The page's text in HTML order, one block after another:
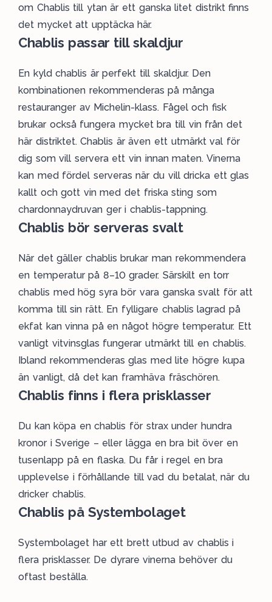
om Chablis till ytan är ett ganska litet distrikt finns
det mycket att upptäcka här.
Chablis passar till skaldjur
En kyld chablis är perfekt till skaldjur. Den
kombinationen rekommenderas på många
restauranger av Michelin-klass. Fågel och fisk
brukar också fungera mycket bra till vin från det
här distriktet. Chablis är även ett utmärkt val för
dig som vill servera ett vin innan maten. Vinerna
kan med fördel serveras när du vill dricka ett glas
kallt och gott vin med det friska sting som
chardonnaydruvan ger i chablis-tappning.
Chablis bör serveras svalt
När det gäller chablis brukar man rekommendera
en temperatur på 8–10 grader. Särskilt en torr
chablis med hög syra bör vara ganska svalt för att
komma till sin rätt. En fylligare chablis lagrad på
ekfat kan vinna på en något högre temperatur. Ett
vanligt vitvinsglas fungerar utmärkt till en chablis.
Ibland rekommenderas glas med lite högre kupa
än vanligt, då det kan framhäva fräschören.
Chablis finns i flera prisklasser
Du kan köpa en chablis för strax under hundra
kronor i Sverige – eller lägga en bra bit över en
tusenlapp på en flaska. Du får i regel en bra
upplevelse i förhållande till vad du betalat, när du
dricker chablis.
Chablis på Systembolaget
Systembolaget har ett brett utbud av chablis i
flera prisklasser. De dyrare vinerna behöver du
oftast beställa.